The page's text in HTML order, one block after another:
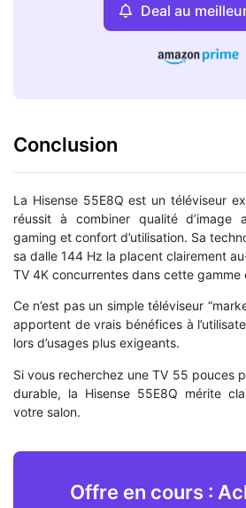
Deal au
Conclusion
La Hisense 55E8Q est un téléviseur
réussit à combiner qualité d’image
gaming et confort d’utilisation. Sa
sa dalle 144 Hz la placent clairement
TV 4K concurrentes dans cette gamme
Ce n’est pas un simple téléviseur
apportent de vrais bénéfices à
lors d’usages plus exigeants.
Si vous recherchez une TV 55 pouces
durable, la Hisense 55E8Q mérite
votre salon.
Offre en cours :